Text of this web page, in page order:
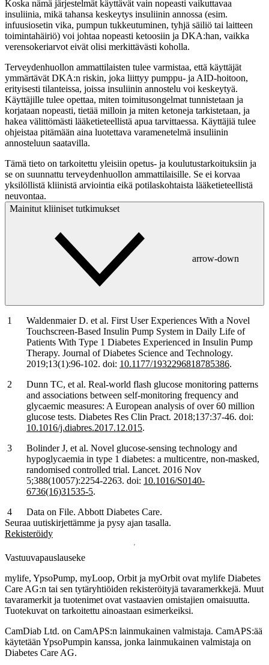
Koska nämä järjestelmät käyttävät vain nopeasti vaikuttavaa
insuliinia, mikä tahansa keskeytys insuliinin annossa (esim.
infuusiosetin vika, pumpun tukkeutuminen, tyhjä säiliö tai laitteen
toimintahäiriö) voi johtaa nopeasti ketoosiin ja DKA:han, vaikka
verensokeriarvot eivät olisi merkittävästi koholla.
Terveydenhuollon ammattilaisten tulee varmistaa, että käyttäjät
ymmärtävät DKA:n riskin, joka liittyy pumppu- ja AID-hoitoon,
erityisesti tilanteissa, joissa insuliinin annostelu voi keskeytyä.
Käyttäjille tulee opettaa, miten toimitusongelmat tunnistetaan ja
korjataan nopeasti, tietää milloin ja miten ketoneja tarkistetaan, ja
hakea välittömästi lääketieteellistä apua tarvittaessa. Käyttäjiä tulee
ohjeistaa pitämään aina luotettava varamenetelmä insuliinin
annosteluun saatavilla.
Tämä tieto on tarkoitettu yleisiin opetus- ja koulutustarkoituksiin ja
se on suunnattu terveydenhuollon ammattilaisille. Se ei korvaa
yksilöllistä kliinistä arviointia eikä potilaskohtaista lääketieteellistä
neuvontaa.
Mainitut kliiniset tutkimukset
arrow-down
Waldenmaier D. et al. First User Experiences With a Novel
Touchscreen-Based Insulin Pump System in Daily Life of
Patients With Type 1 Diabetes Experienced in Insulin Pump
Therapy. Journal of Diabetes Science and Technology.
2019;13(1):96-102. doi: 10.1177/1932296818785386.
Dunn TC, et al. Real-world flash glucose monitoring patterns
and associations between self-monitoring frequency and
glycaemic measures: A European analysis of over 60 million
glucose tests. Diabetes Res Clin Pract. 2018;137:37-46. doi:
10.1016/j.diabres.2017.12.015.
Bolinder J, et al. Novel glucose-sensing technology and
hypoglycaemia in type 1 diabetes: a multicentre, non-masked,
randomised controlled trial. Lancet. 2016 Nov
5;388(10057):2254-2263. doi: 10.1016/S0140-
6736(16)31535-5.
Data on File. Abbott Diabetes Care.
Seuraa uutiskirjettämme ja pysy ajan tasalla.
Rekisteröidy
Vastuuvapauslauseke
mylife, YpsoPump, myLoop, Orbit ja myOrbit ovat mylife Diabetes
Care AG:n tai sen tytäryhtiöiden rekisteröityjä tavaramerkkejä. Muut
tavaramerkit ja tuotenimet ovat vastaavien omistajien omaisuutta.
Tuotekuvat on tarkoitettu ainoastaan esimerkeiksi.
CamDiab Ltd. on CamAPS:n lainmukainen valmistaja. CamAPS:ää
käytetään YpsoPumpin kanssa, jonka lainmukainen valmistaja on
Diabetes Care AG.